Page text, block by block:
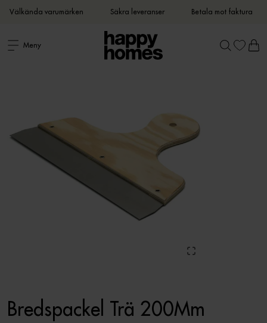
Välkända varumärken Säkra leveranser Betala mot faktura
Meny
Bredspackel Trä 200Mm